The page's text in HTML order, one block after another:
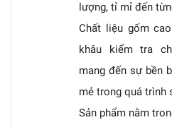
lượng, tỉ mỉ đến
Chất liệu gốm
khâu kiểm tra
mang đến sự bền
mẻ trong quá trình
Sản phẩm nằm